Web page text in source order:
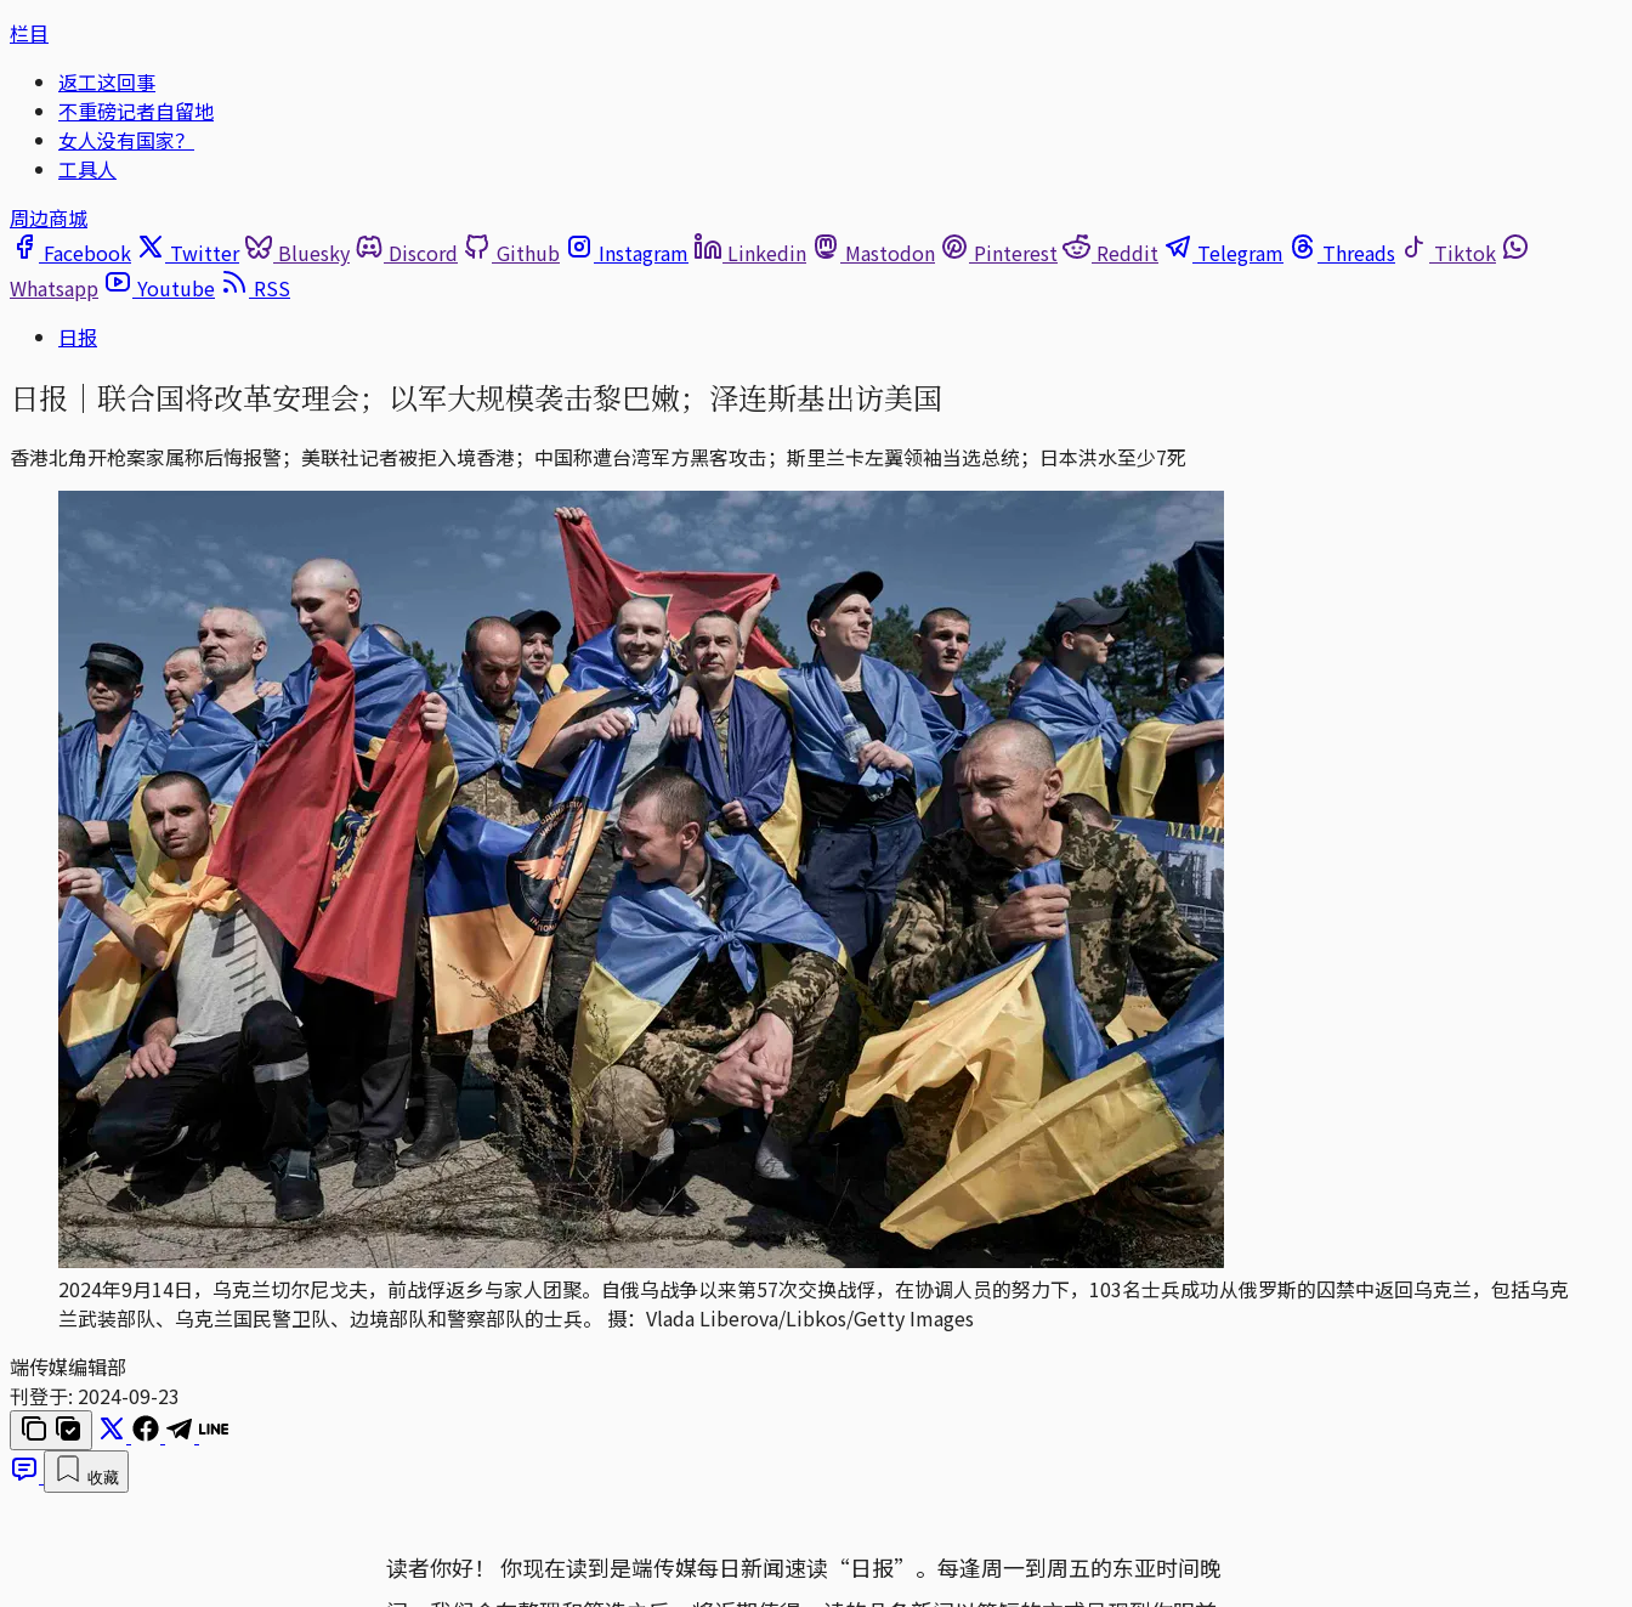
栏目
返工这回事
不重磅记者自留地
女人没有国家？
工具人
周边商城
Facebook
Twitter Bluesky Discord Github Instagram Linkedin Mastodon Pinterest Reddit Telegram Threads
Tiktok
Whatsapp
Youtube
RSS
日报
日报｜联合国将改革安理会；以军大规模袭击黎巴嫩；泽连斯基出访美国
香港北角开枪案家属称后悔报警；美联社记者被拒入境香港；中国称遭台湾军方黑客攻击；斯里兰卡左翼领袖当选总统；日本洪水至少7死
2024年9月14日，乌克兰切尔尼戈夫，前战俘返乡与家人团聚。自俄乌战争以来第57次交换战俘，在协调人员的努力下，103名士兵成功从俄罗斯的囚禁中返回乌克兰，包括乌克
兰武装部队、乌克兰国民警卫队、边境部队和警察部队的士兵。 摄：Vlada Liberova/Libkos/Getty Images
端传媒编辑部
刊登于: 2024-09-23
收藏
读者你好！ 你现在读到是端传媒每日新闻速读“日报”。每逢周一到周五的东亚时间晚